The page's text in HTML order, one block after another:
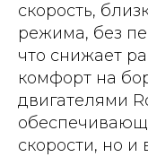
скорость,
режима, без
что снижает
комфорт на
двигателями
скорости, но